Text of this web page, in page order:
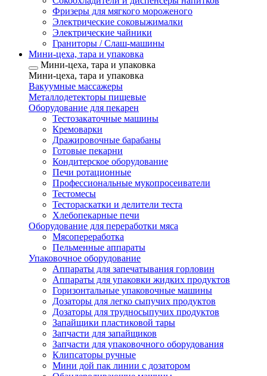
Фризеры для мягкого мороженого
Электрические соковыжималки
Электрические чайники
Граниторы / Слаш-машины
Мини-цеха, тара и упаковка
Мини-цеха, тара и упаковка
Мини-цеха, тара и упаковка
Вакуумные массажеры
Металлодетекторы пищевые
Оборудование для пекарен
Тестозакаточные машины
Кремоварки
Дражировочные барабаны
Готовые пекарни
Кондитерское оборудование
Печи ротационные
Профессиональные мукопросеиватели
Тестомесы
Тестораскатки и делители теста
Хлебопекарные печи
Оборудование для переработки мяса
Мясопереработка
Пельменные аппараты
Упаковочное оборудование
Аппараты для запечатывания горловин
Аппараты для упаковки жидких продуктов
Горизонтальные упаковочные машины
Дозаторы для легко сыпучих продуктов
Дозаторы для трудносыпучих продуктов
Запайщики пластиковой тары
Запчасти для запайщиков
Запчасти для упаковочного оборудования
Клипсаторы ручные
Мини дой пак линии с дозатором